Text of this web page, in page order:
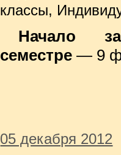
классы,
Начало
семестре — 9
05 декабря 2012